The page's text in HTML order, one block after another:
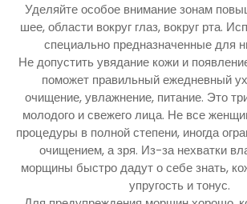
Уделяйте особое внимание зонам
шее, области вокруг глаз, вокруг рта.
специально предназначенные для
Не допустить увядание кожи и
поможет правильный ежедневный
очищение, увлажнение, питание. Это
молодого и свежего лица. Не все
процедуры в полной степени, иногда
очищением, а зря. Из-за нехватки
морщины быстро дадут о себе знать,
упругость и тонус.